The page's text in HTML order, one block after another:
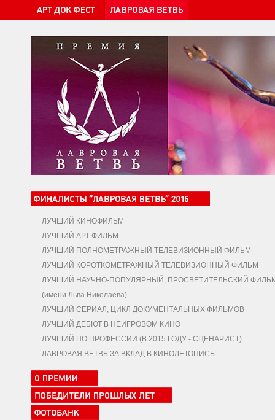
ЛУЧШИЙ КИНОФИЛЬМ
ЛУЧШИЙ АРТ ФИЛЬМ
ЛУЧШИЙ ПОЛНОМЕТРАЖНЫЙ ТЕЛЕВИЗИОННЫЙ ФИЛЬМ
ЛУЧШИЙ КОРОТКОМЕТРАЖНЫЙ ТЕЛЕВИЗИОННЫЙ ФИЛЬМ
ЛУЧШИЙ НАУЧНО-ПОПУЛЯРНЫЙ, ПРОСВЕТИТЕЛЬСКИЙ
(имени Льва Николаева)
ЛУЧШИЙ СЕРИАЛ, ЦИКЛ ДОКУМЕНТАЛЬНЫХ ФИЛЬМОВ
ЛУЧШИЙ ДЕБЮТ В НЕИГРОВОМ КИНО
ЛУЧШИЙ ПО ПРОФЕССИИ (В 2015 ГОДУ - СЦЕНАРИСТ)
ЛАВРОВАЯ ВЕТВЬ ЗА ВКЛАД В КИНОЛЕТОПИСЬ